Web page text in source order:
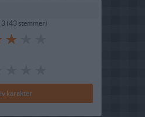
3 (43 stemmer)